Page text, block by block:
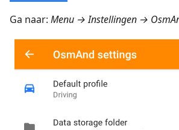
Ga naar: Menu → Instellingen →